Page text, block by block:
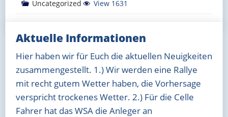
Uncategorized
View 1631
Aktuelle Informationen
Hier haben wir für Euch die aktuellen Neuigkeiten
zusammengestellt. 1.) Wir werden eine Rallye
mit recht gutem Wetter haben, die Vorhersage
verspricht trockenes Wetter. 2.) Für die Celle
Fahrer hat das WSA die Anleger an
BeitragsnavigationÄltere Beiträge